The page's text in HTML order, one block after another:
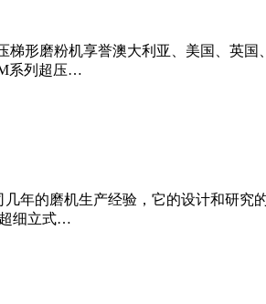
梯形磨粉机享誉澳大利亚、美国、英
系列超压…
年的磨机生产经验，它的设计和研
细立式…